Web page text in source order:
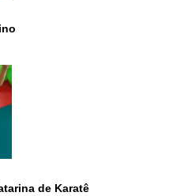
de Karatê